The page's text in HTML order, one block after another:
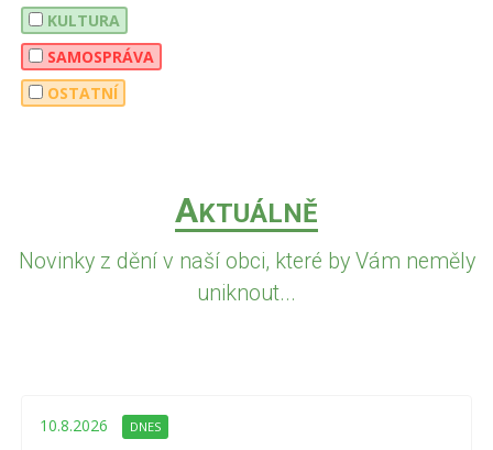
KULTURA
SAMOSPRÁVA
OSTATNÍ
AKTUÁLNĚ
Novinky z dění v naší obci, které by Vám neměly
uniknout...
10.8.2026 DNES